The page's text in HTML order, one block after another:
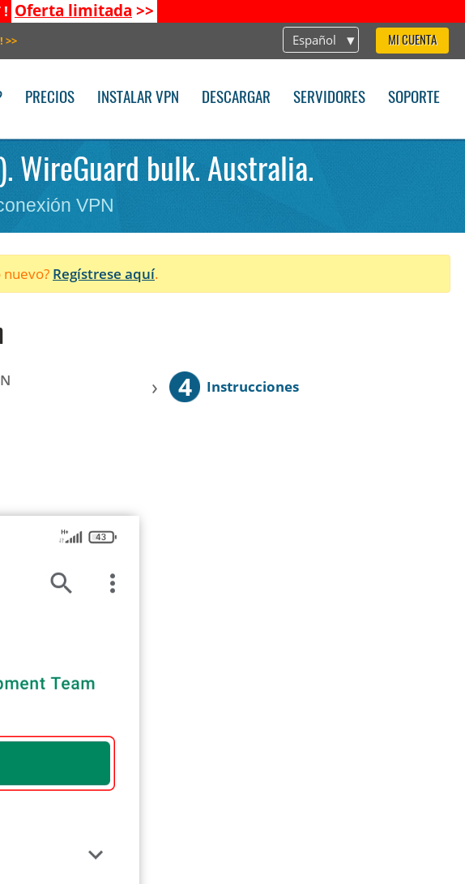
! Oferta limitada >>
Español MI CUENTA
>>
PRECIOS INSTALAR VPN DESCARGAR SERVIDORES SOPORTE
WireGuard bulk. Australia.
VPN
nuevo? Regístrese aquí.
› 4 Instrucciones